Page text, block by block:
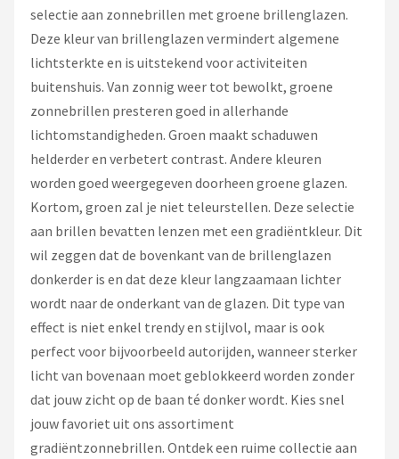
selectie aan zonnebrillen met groene brillenglazen.
Deze kleur van brillenglazen vermindert algemene
lichtsterkte en is uitstekend voor activiteiten
buitenshuis. Van zonnig weer tot bewolkt, groene
zonnebrillen presteren goed in allerhande
lichtomstandigheden. Groen maakt schaduwen
helderder en verbetert contrast. Andere kleuren
worden goed weergegeven doorheen groene glazen.
Kortom, groen zal je niet teleurstellen. Deze selectie
aan brillen bevatten lenzen met een gradiëntkleur. Dit
wil zeggen dat de bovenkant van de brillenglazen
donkerder is en dat deze kleur langzaamaan lichter
wordt naar de onderkant van de glazen. Dit type van
effect is niet enkel trendy en stijlvol, maar is ook
perfect voor bijvoorbeeld autorijden, wanneer sterker
licht van bovenaan moet geblokkeerd worden zonder
dat jouw zicht op de baan té donker wordt. Kies snel
jouw favoriet uit ons assortiment
gradiëntzonnebrillen. Ontdek een ruime collectie aan